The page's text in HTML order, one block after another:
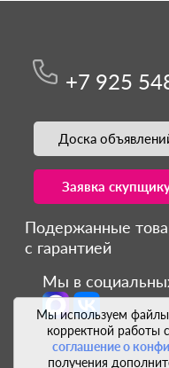
Мы используем
корректной работы
соглашение о
получения
+7 925
Доска
Заявка
Подержанные
с гарантией
Мы в